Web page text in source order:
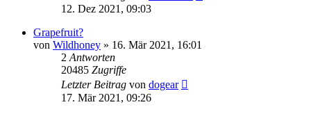
12. Dez 2021, 09:03
Grapefruit?
von Wildhoney » 16. Mär 2021, 16:01
2 Antworten
20485 Zugriffe
Letzter Beitrag von dogear
17. Mär 2021, 09:26